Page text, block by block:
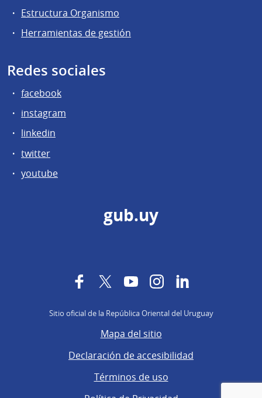
Estructura Organismo
Herramientas de gestión
Redes sociales
facebook
instagram
linkedin
twitter
youtube
gub.uy
FacebookTwitterYouTubeInstagram
Sitio oficial de la República Oriental del Uruguay
Mapa del sitio
Declaración de accesibilidad
Términos de uso